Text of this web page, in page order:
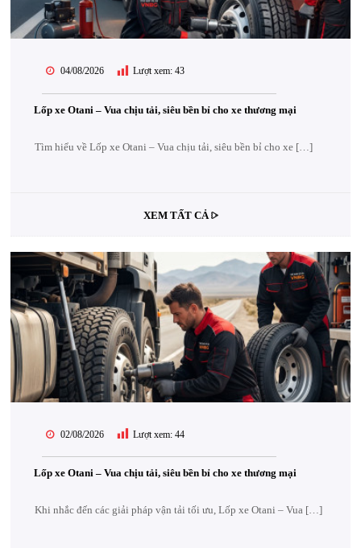
04/08/2026 Lượt xem: 43
Lốp xe Otani – Vua chịu tải, siêu bền bỉ cho xe thương mại
Tìm hiểu về Lốp xe Otani – Vua chịu tải, siêu bền bỉ cho xe […]
XEM TẤT CẢ
02/08/2026 Lượt xem: 44
Lốp xe Otani – Vua chịu tải, siêu bền bỉ cho xe thương mại
Khi nhắc đến các giải pháp vận tải tối ưu, Lốp xe Otani – Vua […]